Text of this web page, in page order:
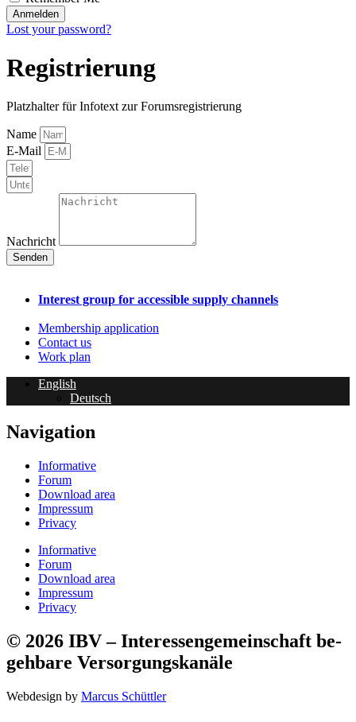
Anmelden
Lost your password?
Registrierung
Platzhalter für Infotext zur Forumsregistrierung
Name
E-Mail
Nachricht
Senden
Interest group for accessible supply channels
Membership application
Contact us
Work plan
English
Deutsch
Navigation
Informative
Forum
Download area
Impressum
Privacy
Informative
Forum
Download area
Impressum
Privacy
© 2026 IBV – Interessen­ge­mein­schaft be­
geh­bare Ver­sorg­ungs­kanäle​
Webdesign by Marcus Schüttler